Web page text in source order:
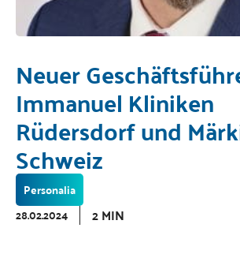
Neuer
Immanuel Kliniken
Rüdersdorf und
Schweiz
Personalia
28.02.2024
2 MIN